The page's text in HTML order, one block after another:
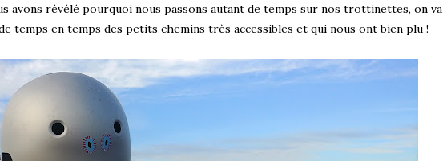
avons révélé pourquoi nous passons autant de temps sur nos trottinettes, on va
temps en temps des petits chemins très accessibles et qui nous ont bien plu !